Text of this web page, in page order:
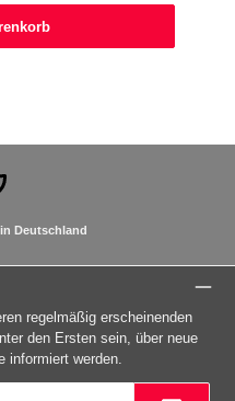
Deutschland
regelmäßig erscheinenden
den Ersten sein, über neue
informiert werden.